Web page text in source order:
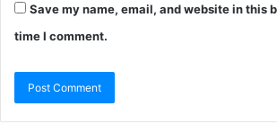
Save my name, email, and website in this
time I comment.